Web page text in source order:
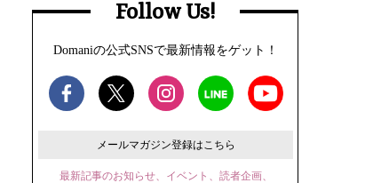
Follow Us!
Domaniの公式SNSで最新情報をゲット！
メールマガジン登録はこちら
最新記事のお知らせ、イベント、読者企画、